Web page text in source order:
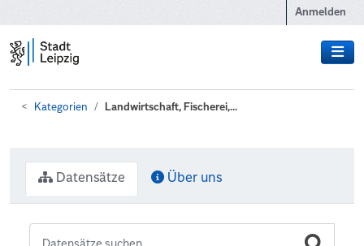
Anmelden
Kategorien Landwirtschaft, Fischerei,...
Datensätze Über uns